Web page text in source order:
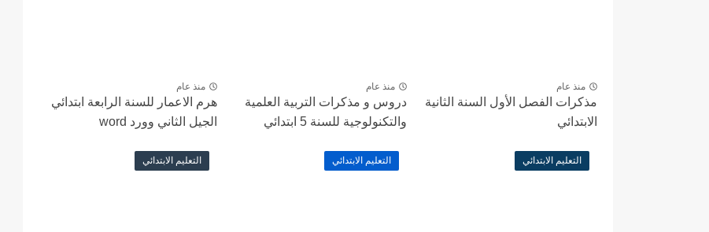
منذ عام
مذكرات الفصل الأول السنة الثانية
الابتدائي
منذ عام
دروس و مذكرات التربية العلمية
والتكنولوجية للسنة 5 ابتدائي
منذ عام
هرم الاعمار للسنة الرابعة ابتدائي
الجيل الثاني وورد word
التعليم الابتدائي التعليم الابتدائي التعليم الابتدائي